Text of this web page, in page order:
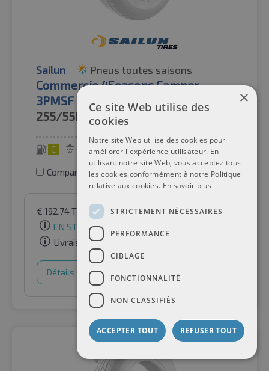
Sailun Pneus toutes saisons
Commercio 4Seasons Camper
3PMSF M+S
255/55R18C120/118R
C 73 dB
Comparer les pneus
€ 192.74TVA inclusepar Auto-Raifen GmbH
EN STOCK
Livraison gratuite
Détails Panier d'achat
×
Ce site Web utilise des
cookies
Notre site Web utilise des cookies pour
améliorer l'expérience utilisateur. En
utilisant notre site Web, vous acceptez tous
les cookies conformément à notre Politique
relative aux cookies. En savoir plus
STRICTEMENT NÉCESSAIRES
PERFORMANCE
CIBLAGE
FONCTIONNALITÉ
NON CLASSIFIÉS
ACCEPTER TOUT REFUSER TOUT